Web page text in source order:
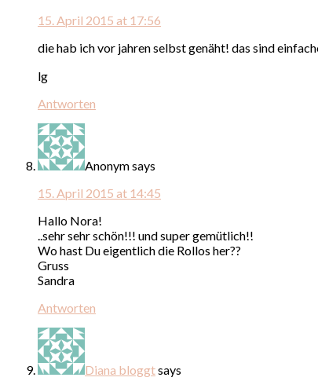
15. April 2015 at 17:56
die hab ich vor jahren selbst genäht! das sind
lg
Antworten
Anonymsays
15. April 2015 at 14:45
Hallo Nora!
..sehr sehr schön!!! und super gemütlich!!
Wo hast Du eigentlich die Rollos her??
Gruss
Sandra
Antworten
Diana bloggtsays